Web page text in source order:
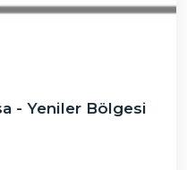
- Yeniler Bölgesi